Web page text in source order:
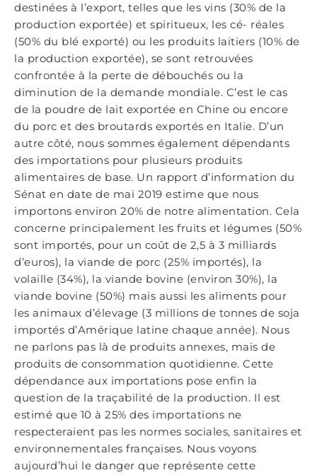
destinées à l’export, telles que les vins (30% de la
production exportée) et spiritueux, les cé- réales
(50% du blé exporté) ou les produits laitiers (10% de
la production exportée), se sont retrouvées
confrontée à la perte de débouchés ou la
diminution de la demande mondiale. C’est le cas
de la poudre de lait exportée en Chine ou encore
du porc et des broutards exportés en Italie. D’un
autre côté, nous sommes également dépendants
des importations pour plusieurs produits
alimentaires de base. Un rapport d’information du
Sénat en date de mai 2019 estime que nous
importons environ 20% de notre alimentation. Cela
concerne principalement les fruits et légumes (50%
sont importés, pour un coût de 2,5 à 3 milliards
d’euros), la viande de porc (25% importés), la
volaille (34%), la viande bovine (environ 30%), la
viande bovine (50%) mais aussi les aliments pour
les animaux d’élevage (3 millions de tonnes de soja
importés d’Amérique latine chaque année). Nous
ne parlons pas là de produits annexes, mais de
produits de consommation quotidienne. Cette
dépendance aux importations pose enfin la
question de la traçabilité de la production. Il est
estimé que 10 à 25% des importations ne
respecteraient pas les normes sociales, sanitaires et
environnementales françaises. Nous voyons
aujourd’hui le danger que représente cette